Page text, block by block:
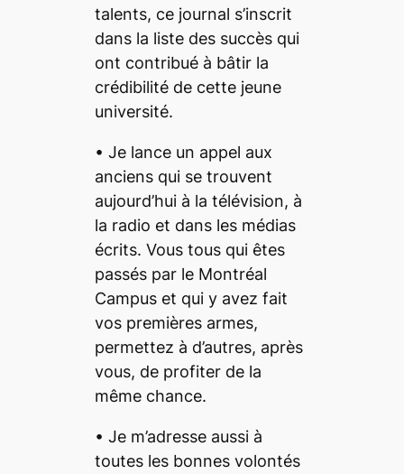
talents, ce journal s’inscrit
dans la liste des succès qui
ont contribué à bâtir la
crédibilité de cette jeune
université.
• Je lance un appel aux
anciens qui se trouvent
aujourd’hui à la télévision, à
la radio et dans les médias
écrits. Vous tous qui êtes
passés par le Montréal
Campuset qui y avez fait
vos premières armes,
permettez à d’autres, après
vous, de profiter de la
même chance.
• Je m’adresse aussi à
toutes les bonnes volontés